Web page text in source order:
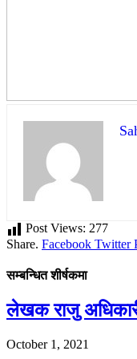
Post Views: 277
Share. Facebook Twitter
सम्बन्धित शीर्षकमा
लेखक राजु
October 1, 2021